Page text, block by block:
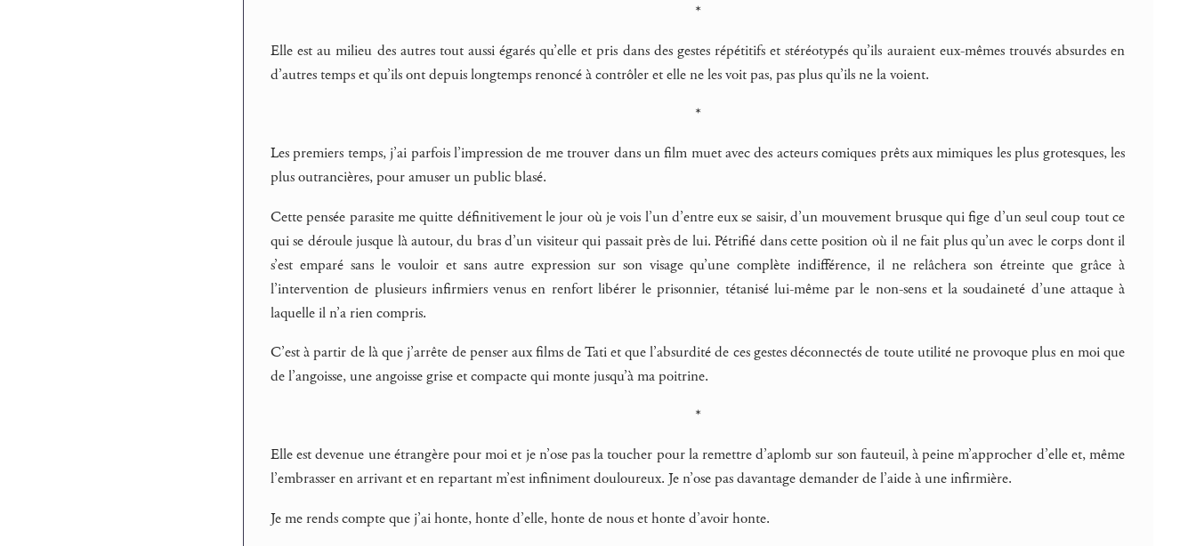
*
Elle est au milieu des autres tout aussi égarés qu’elle et pris dans des gestes répétitifs et stéréotypés qu’ils auraient eux-mêmes trouvés absurdes en
d’autres temps et qu’ils ont depuis longtemps renoncé à contrôler et elle ne les voit pas, pas plus qu’ils ne la voient.
*
Les premiers temps, j’ai parfois l’impression de me trouver dans un film muet avec des acteurs comiques prêts aux mimiques les plus grotesques, les
plus outrancières, pour amuser un public blasé.
Cette pensée parasite me quitte définitivement le jour où je vois l’un d’entre eux se saisir, d’un mouvement brusque qui fige d’un seul coup tout ce
qui se déroule jusque là autour, du bras d’un visiteur qui passait près de lui. Pétrifié dans cette position où il ne fait plus qu’un avec le corps dont il
s’est emparé sans le vouloir et sans autre expression sur son visage qu’une complète indifférence, il ne relâchera son étreinte que grâce à
l’intervention de plusieurs infirmiers venus en renfort libérer le prisonnier, tétanisé lui-même par le non-sens et la soudaineté d’une attaque à
laquelle il n’a rien compris.
C’est à partir de là que j’arrête de penser aux films de Tati et que l’absurdité de ces gestes déconnectés de toute utilité ne provoque plus en moi que
de l’angoisse, une angoisse grise et compacte qui monte jusqu’à ma poitrine.
*
Elle est devenue une étrangère pour moi et je n’ose pas la toucher pour la remettre d’aplomb sur son fauteuil, à peine m’approcher d’elle et, même
l’embrasser en arrivant et en repartant m’est infiniment douloureux. Je n’ose pas davantage demander de l’aide à une infirmière.
Je me rends compte que j’ai honte, honte d’elle, honte de nous et honte d’avoir honte.